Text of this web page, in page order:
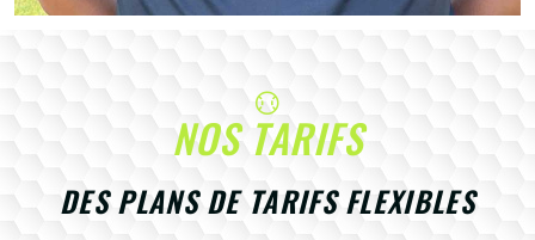
NOS TARIFS
DES PLANS DE TARIFS FLEXIBLES